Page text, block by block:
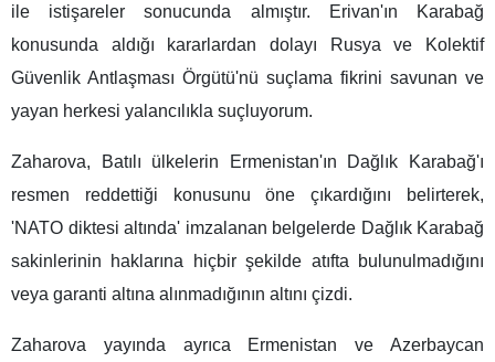
ile istişareler sonucunda almıştır. Erivan'ın Karabağ
konusunda aldığı kararlardan dolayı Rusya ve Kolektif
Güvenlik Antlaşması Örgütü'nü suçlama fikrini savunan ve
yayan herkesi yalancılıkla suçluyorum.
Zaharova, Batılı ülkelerin Ermenistan'ın Dağlık Karabağ'ı
resmen reddettiği konusunu öne çıkardığını belirterek,
'NATO diktesi altında' imzalanan belgelerde Dağlık Karabağ
sakinlerinin haklarına hiçbir şekilde atıfta bulunulmadığını
veya garanti altına alınmadığının altını çizdi.
Zaharova yayında ayrıca Ermenistan ve Azerbaycan